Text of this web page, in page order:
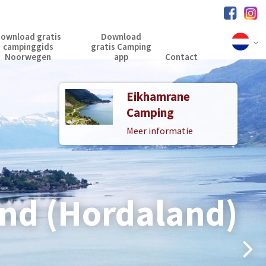
gratis
campinggids
Noorwegen
Download
gratis Camping
app
Contact
Eikhamrane
Camping
Meer informatie
(Hordaland)
Bruvoll Camping
og Hytter
Meer informatie
(Hordaland)